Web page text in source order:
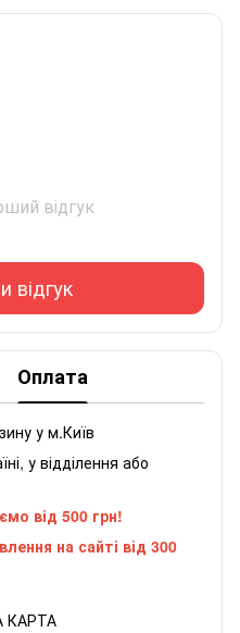
відгук
відгук
Оплата
у м.Київ
у відділення або
від 500 грн!
на сайті від 300
КАРТА